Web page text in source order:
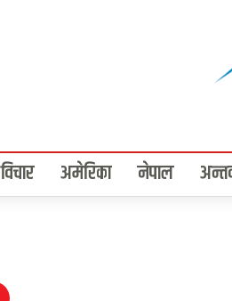
विचार अमेरिका नेपाल